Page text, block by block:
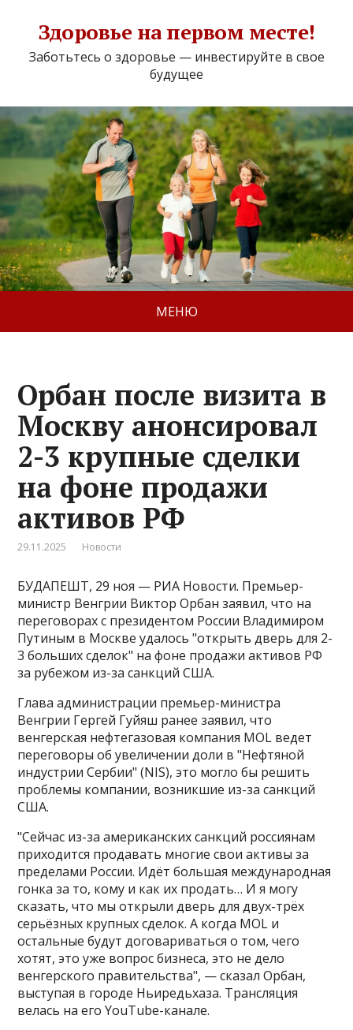
Здоровье на первом месте!
Заботьтесь о здоровье — инвестируйте в свое
будущее
МЕНЮ
Орбан после визита в
Москву анонсировал
2-3 крупные сделки
на фоне продажи
активов РФ
29.11.2025 Новости
БУДАПЕШТ, 29 ноя — РИА Новости. Премьер-
министр Венгрии Виктор Орбан заявил, что на
переговорах с президентом России Владимиром
Путиным в Москве удалось "открыть дверь для 2-
3 больших сделок" на фоне продажи активов РФ
за рубежом из-за санкций США.
Глава администрации премьер-министра
Венгрии Гергей Гуйяш ранее заявил, что
венгерская нефтегазовая компания MOL ведет
переговоры об увеличении доли в "Нефтяной
индустрии Сербии" (NIS), это могло бы решить
проблемы компании, возникшие из-за санкций
США​​​.
"Сейчас из-за американских санкций россиянам
приходится продавать многие свои активы за
пределами России. Идёт большая международная
гонка за то, кому и как их продать… И я могу
сказать, что мы открыли дверь для двух-трёх
серьёзных крупных сделок. А когда MOL и
остальные будут договариваться о том, чего
хотят, это уже вопрос бизнеса, это не дело
венгерского правительства", — сказал Орбан,
выступая в городе Ньиредьхаза. Трансляция
велась на его YouTube-канале.